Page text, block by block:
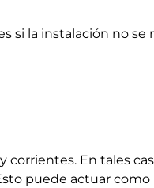
si la instalación no se
En tales
puede actuar